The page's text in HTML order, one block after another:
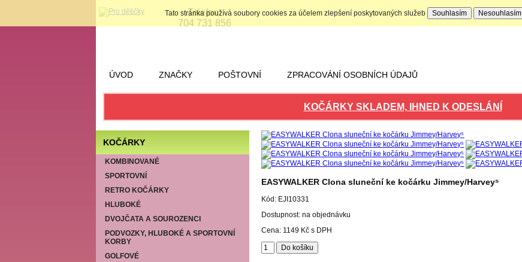
Telefon:
704 731 856
Nákupní košík
ÚVOD ZNAČKY POŠTOVNÍ ZPRACOVÁNÍ OSOBNÍCH ÚDAJŮ
KOČÁRKY SKLADEM, IHNED K ODESLÁNÍ
KOČÁRKY
KOMBINOVANÉ
SPORTOVNÍ
RETRO KOČÁRKY
HLUBOKÉ
DVOJČATA A SOUROZENCI
PODVOZKY, HLUBOKÉ A SPORTOVNÍ
KORBY
GOLFOVÉ
EASYWALKER Clona sluneční ke kočárku Jimmey/Harvey⁵
Kód: EJI10331
Dostupnost: na objednávku
Cena: 1149 Kč s DPH
Tato stránka používá soubory cookies za účelem zlepšení poskytovaných služeb Souhlasím Nesouhlasím